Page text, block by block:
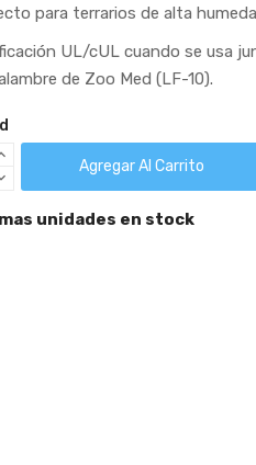
para terrarios de alta
UL/cUL cuando se usa
de Zoo Med (LF-10).
Agregar Al Carrito
unidades en stock